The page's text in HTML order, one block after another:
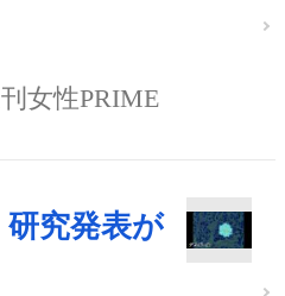
女性PRIME
究発表が